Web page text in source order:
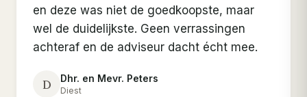
en deze was niet de goedkoopste, maar
wel de duidelijkste. Geen verrassingen
achteraf en de adviseur dacht écht mee.
D Dhr. en Mevr. Peters
Diest